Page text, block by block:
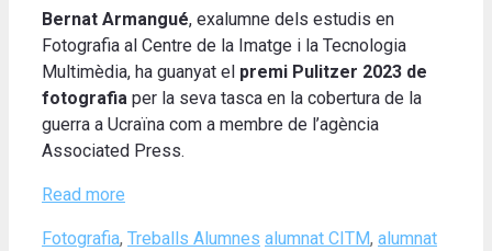
Bernat Armangué, exalumne dels estudis en
Fotografia al Centre de la Imatge i la Tecnologia
Multimèdia, ha guanyat el premi Pulitzer 2023 de
fotografia per la seva tasca en la cobertura de la
guerra a Ucraïna com a membre de l’agència
Associated Press.
Read more
Categories
Fotografia, Treballs Alumnes Tags
alumnat CITM, alumnat